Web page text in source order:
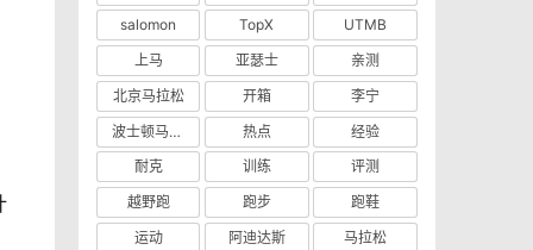
salomon
TopX
UTMB
上马
亚瑟士
亲测
北京马拉松
开箱
李宁
波士顿马拉松
热点
经验
耐克
训练
评测
越野跑
跑步
跑鞋
运动
阿迪达斯 马拉松